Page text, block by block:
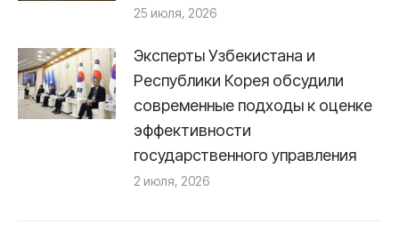
25 июля, 2026
Эксперты Узбекистана и
Республики Корея обсудили
современные подходы к оценке
эффективности
государственного управления
2 июля, 2026